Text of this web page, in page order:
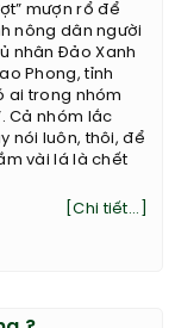
mượn rổ để
nông dân người
nhân Đảo Xanh
Phong, tỉnh
ai trong nhóm
Cả nhóm lắc
nói luôn, thôi, để
vài lá là chết
[Chi tiết...]